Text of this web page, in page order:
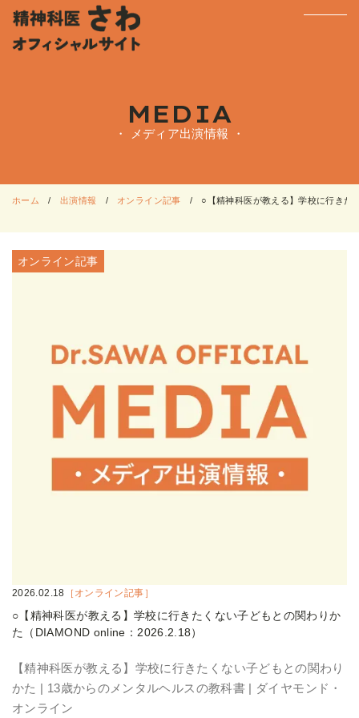
MEDIA
・ メディア出演情報 ・
ホーム 出演情報 オンライン記事 ○【精神科医が教える】学校に行きた
オンライン記事
2026.02.18 ［オンライン記事］
○【精神科医が教える】学校に行きたくない子どもとの関わりか
た（DIAMOND online：2026.2.18）
【精神科医が教える】学校に行きたくない子どもとの関わり
かた | 13歳からのメンタルヘルスの教科書 | ダイヤモンド・
オンライン